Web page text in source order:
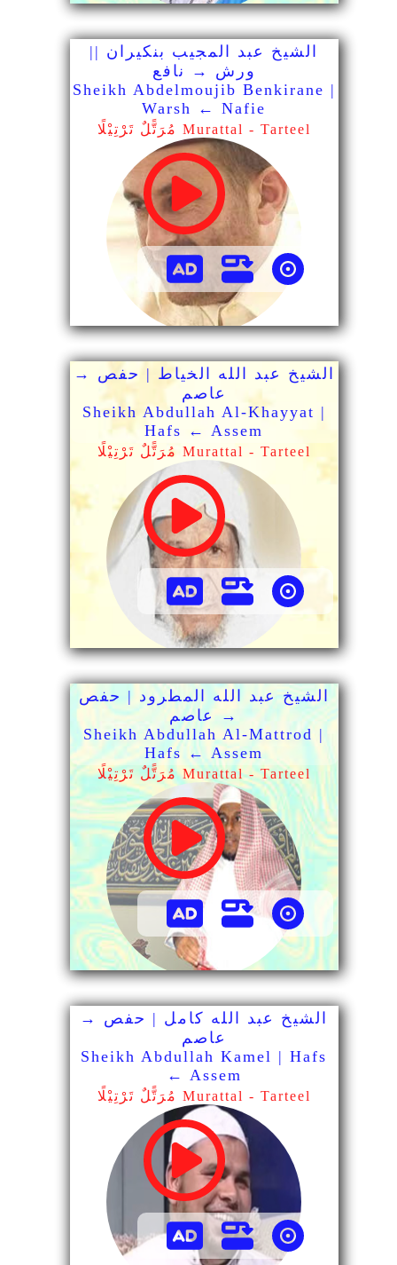
الشيخ عبد المجيب بنكيران ||
ورش → نافع
Sheikh Abdelmoujib Benkirane |
Warsh ← Nafie
مُرَتًّلٌ تَرْتِيْلًا Murattal - Tarteel
الشيخ عبد الله الخياط | حفص →
عاصم
Sheikh Abdullah Al-Khayyat |
Hafs ← Assem
مُرَتًّلٌ تَرْتِيْلًا Murattal - Tarteel
الشيخ عبد الله المطرود | حفص
→ عاصم
Sheikh Abdullah Al-Mattrod |
Hafs ← Assem
مُرَتًّلٌ تَرْتِيْلًا Murattal - Tarteel
الشيخ عبد الله كامل | حفص →
عاصم
Sheikh Abdullah Kamel | Hafs
← Assem
مُرَتًّلٌ تَرْتِيْلًا Murattal - Tarteel